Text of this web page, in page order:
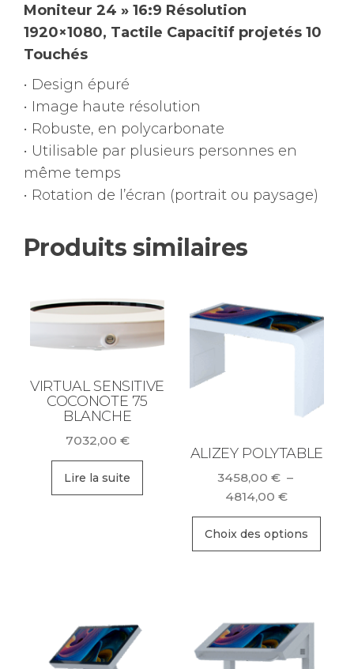
Moniteur 24 » 16:9 Résolution
1920×1080, Tactile Capacitif projetés 10
Touchés
• Design épuré
• Image haute résolution
• Robuste, en polycarbonate
• Utilisable par plusieurs personnes en
même temps
• Rotation de l’écran (portrait ou paysage)
Produits similaires
VIRTUAL SENSITIVE
COCONOTE 75
BLANCHE
7032,00 €
Lire la suite
ALIZEY POLYTABLE
3458,00 € –
4814,00€Plage
de
prix :
3458,00 €
Choix des options
Ce